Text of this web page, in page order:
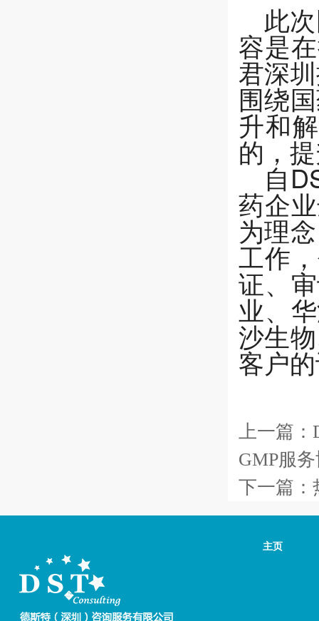
此
容是
君深
围绕
升和
的，
自
药企
为理
工作
证、
业、
沙生
客户
上一篇：
GMP服
下一篇：
主页